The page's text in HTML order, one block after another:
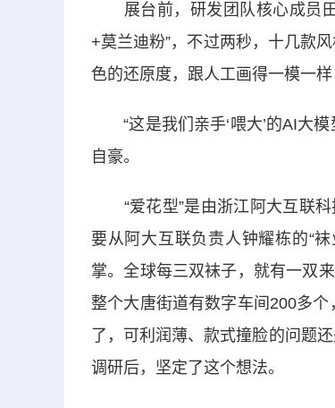
展台前，研发团队核心成员田
+莫兰迪粉”，不过两秒，十几款
色的还原度，跟人工画得一模一
“这是我们亲手‘喂大’的AI大模
自豪。
“爱花型”是由浙江阿大互联科
要从阿大互联负责人钟耀栋的“
掌。全球每三双袜子，就有一双
整个大唐街道有数字车间200多
了，可利润薄、款式撞脸的问题
调研后，坚定了这个想法。